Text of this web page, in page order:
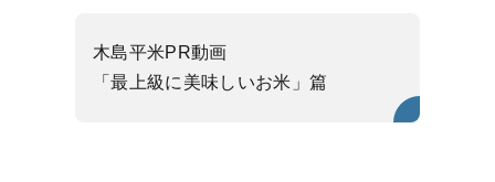
木島平米PR動画
「最上級に美味しいお米」篇